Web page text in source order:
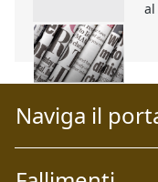
al
Naviga il